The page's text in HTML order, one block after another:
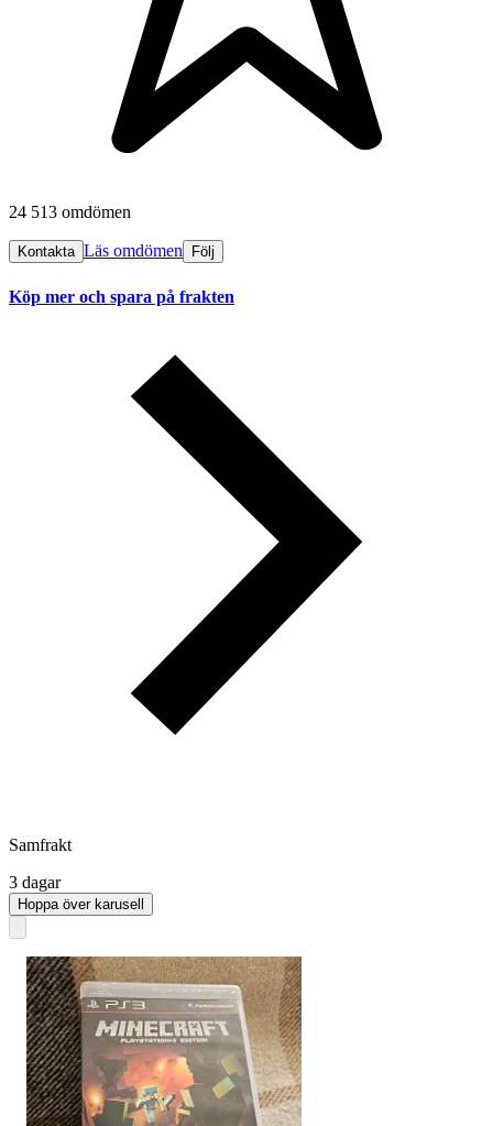
24 513 omdömen
Kontakta Läs omdömen Följ
Köp mer och spara på frakten
Samfrakt
3 dagar
Hoppa över karusell